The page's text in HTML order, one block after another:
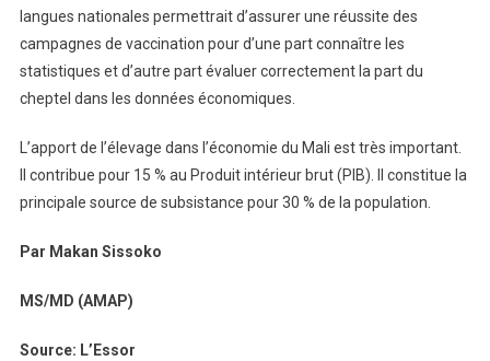
langues nationales permettrait d’assurer une réussite des
campagnes de vaccination pour d’une part connaître les
statistiques et d’autre part évaluer correctement la part du
cheptel dans les données économiques.
L’apport de l’élevage dans l’économie du Mali est très important.
Il contribue pour 15 % au Produit intérieur brut (PIB). Il constitue la
principale source de subsistance pour 30 % de la population.
Par Makan Sissoko
MS/MD (AMAP)
Source: L’Essor